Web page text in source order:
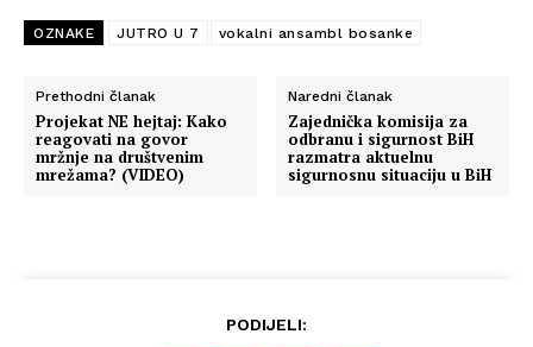
OZNAKE JUTRO U 7 vokalni ansambl bosanke
Prethodni članak
Projekat NE hejtaj: Kako
reagovati na govor
mržnje na društvenim
mrežama? (VIDEO)
Naredni članak
Zajednička komisija za
odbranu i sigurnost BiH
razmatra aktuelnu
sigurnosnu situaciju u BiH
PODIJELI: